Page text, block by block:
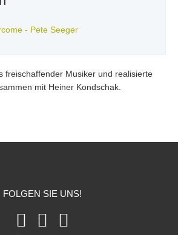
- Pete Seeger
freischaffender Musiker und realisierte
mit Heiner Kondschak.
FOLGEN SIE UNS!